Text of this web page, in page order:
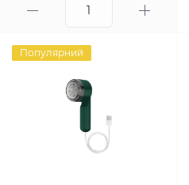
Популярний